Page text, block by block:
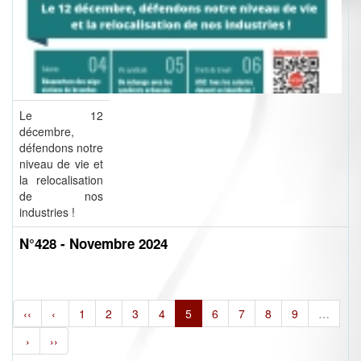
Le 12
décembre,
défendons notre
niveau de vie et
la relocalisation
de nos
industries !
N°428 - Novembre 2024
‹‹ ‹ 1 2 3 4 5 6 7 8 9
…
›
››